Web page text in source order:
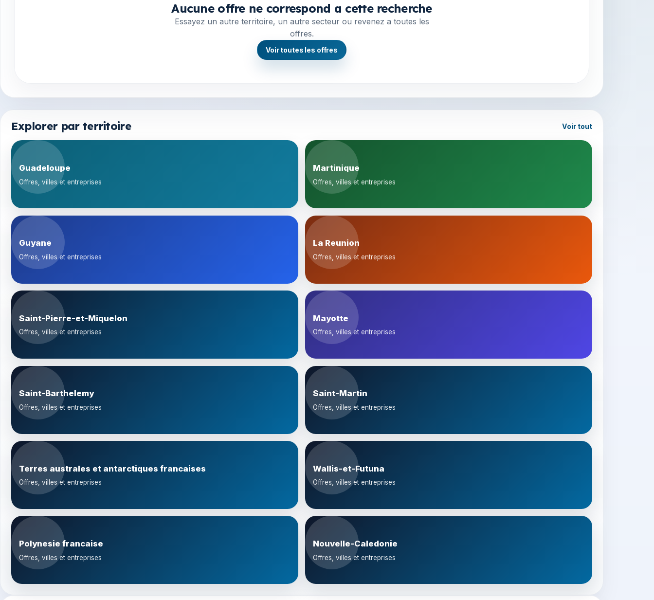
Aucune offre ne correspond a cette recherche
Essayez un autre territoire, un autre secteur ou revenez a toutes les
offres.
Voir toutes les offres
Explorer par territoire Voir tout
Guadeloupe
Offres, villes et entreprises
Martinique
Offres, villes et entreprises
Guyane
Offres, villes et entreprises
La Reunion
Offres, villes et entreprises
Saint-Pierre-et-Miquelon
Offres, villes et entreprises
Mayotte
Offres, villes et entreprises
Saint-Barthelemy
Offres, villes et entreprises
Saint-Martin
Offres, villes et entreprises
Terres australes et antarctiques francaises
Offres, villes et entreprises
Wallis-et-Futuna
Offres, villes et entreprises
Polynesie francaise
Offres, villes et entreprises
Nouvelle-Caledonie
Offres, villes et entreprises